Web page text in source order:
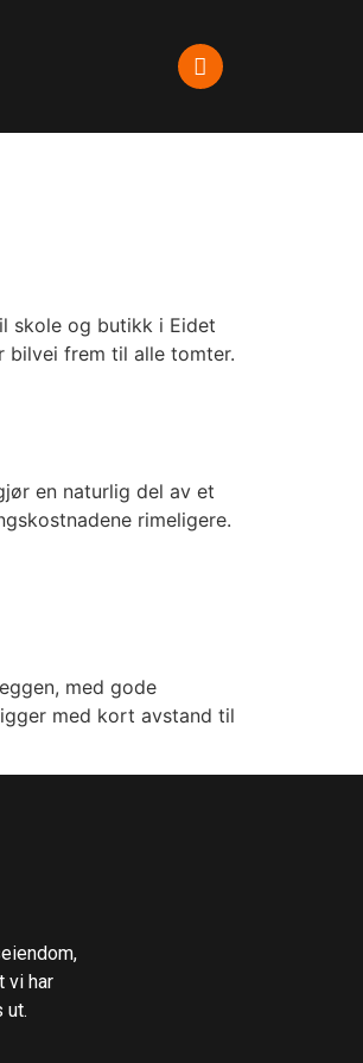
skole og butikk i Eidet
bilvei frem til alle tomter.
en naturlig del av et
rimeligere.
med gode
med kort avstand til
vi har
ut.